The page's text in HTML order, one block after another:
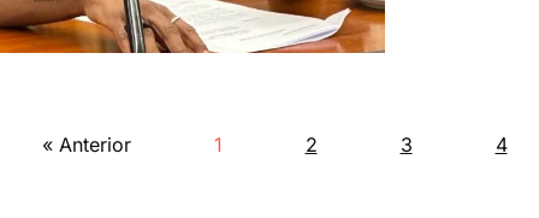
« Anterior 1 2 3 4